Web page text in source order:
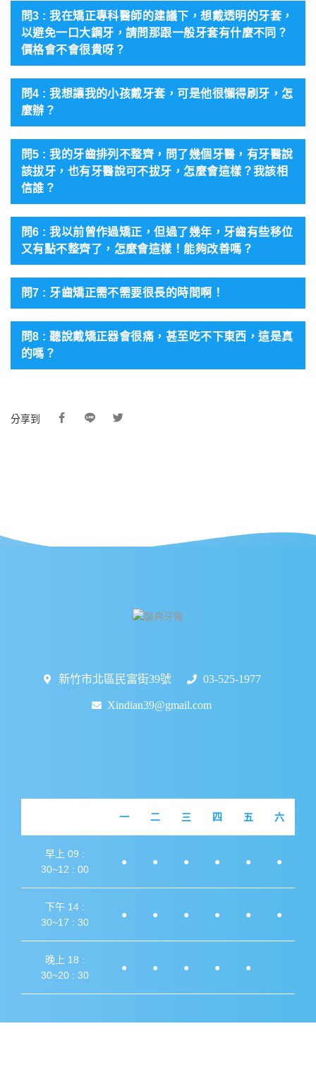
問3 : 我在矯正專科醫師的建議下，想戴透明的牙套，
以避免一口大鋼牙，請問那跟一般牙套有什麼不同？
價格會不會很貴呀？
問4 : 我想讓我的小孩戴牙套，可是他很懶得刷牙，怎
麼辦？
問5 : 我的牙齒排列不整齊，問了幾個牙醫，有牙醫說
該拔牙，也有牙醫說可不拔牙，怎麼會這樣？我該相
信誰？
問6 : 我以前曾作過矯正，但過了幾年，牙齒有些移位
又有點不整齊了，怎麼會這樣！能夠改善嗎？
問7 : 牙齒矯正需不需要很長的時間啊！
問8 : 聽說戴矯正器會很痛，甚至吃不下東西，這是真
的嗎？
分享到
新竹市北區民富街39號 03-525-1977
Xindian39@gmail.com
一 二 三 四 五 六
早上 09 :
30~12 : 00
● ● ● ● ● ●
下午 14 :
30~17 : 30
● ● ● ● ● ●
晚上 18 :
30~20 : 30
● ● ● ● ●